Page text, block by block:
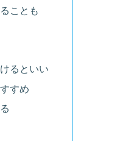
ことも
るといい
すめ